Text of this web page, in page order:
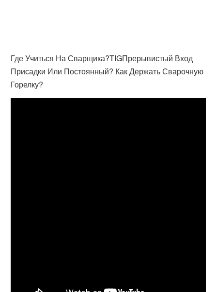
Где Учиться На Сварщика?TIGПрерывистый Вход
Присадки Или Постоянный? Как Держать Сварочную
Горелку?